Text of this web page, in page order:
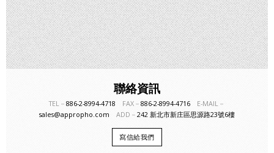
聯絡資訊
TEL－ 886-2-8994-4718 FAX－ 886-2-8994-4716 E-MAIL－
sales@appropho.com ADD－ 242 新北市新庄區思源路23號6樓
寫信給我們